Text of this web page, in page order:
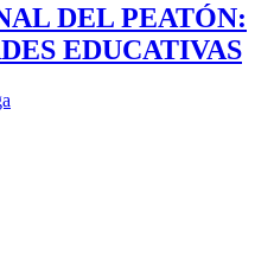
DEL PEATÓN:
EDUCATIVAS